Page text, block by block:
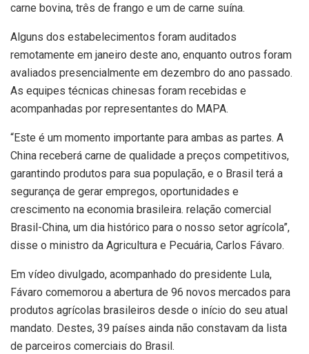
carne bovina, três de frango e um de carne suína.
Alguns dos estabelecimentos foram auditados
remotamente em janeiro deste ano, enquanto outros foram
avaliados presencialmente em dezembro do ano passado.
As equipes técnicas chinesas foram recebidas e
acompanhadas por representantes do MAPA.
“Este é um momento importante para ambas as partes. A
China receberá carne de qualidade a preços competitivos,
garantindo produtos para sua população, e o Brasil terá a
segurança de gerar empregos, oportunidades e
crescimento na economia brasileira. relação comercial
Brasil-China, um dia histórico para o nosso setor agrícola”,
disse o ministro da Agricultura e Pecuária, Carlos Fávaro.
Em vídeo divulgado, acompanhado do presidente Lula,
Fávaro comemorou a abertura de 96 novos mercados para
produtos agrícolas brasileiros desde o início do seu atual
mandato. Destes, 39 países ainda não constavam da lista
de parceiros comerciais do Brasil.